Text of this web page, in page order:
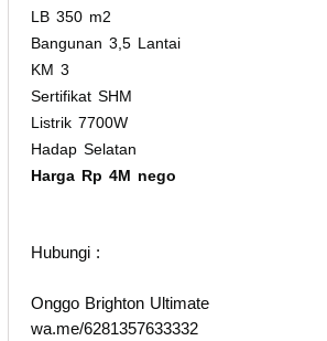
LB 350 m2
Bangunan 3,5 Lantai
KM 3
Sertifikat SHM
Listrik 7700W
Hadap Selatan
Harga Rp 4M nego
Hubungi :
Onggo Brighton Ultimate
wa.me/6281357633332